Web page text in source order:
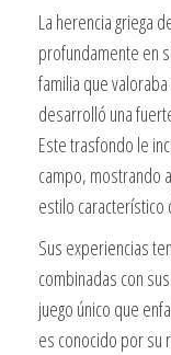
La herencia griega
profundamente en
familia que
desarrolló una
Este trasfondo le
campo, mostrando
estilo
Sus experiencias
combinadas con
juego único que
es conocido por su